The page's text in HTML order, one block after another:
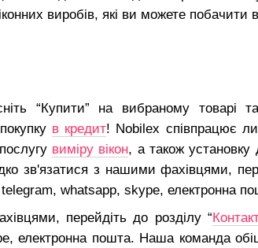
виробів, які ви можете побачити
“Купити” на вибраному товарі
в кредит! Nobilex співпрацює
виміру вікон, а також установку
зв'язатися з нашими фахівцями,
whatsapp, skype, електронна
перейдіть до розділу “
електронна пошта. Наша команда